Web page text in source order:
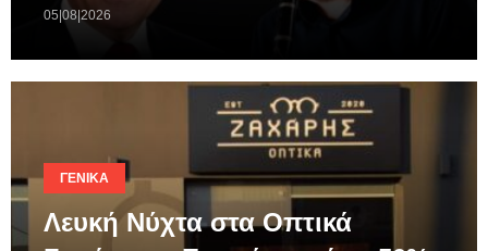
05|08|2026
ΓΕΝΙΚΆ
Λευκή Νύχτα στα Οπτικά